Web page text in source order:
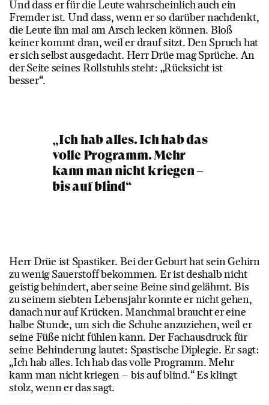
Und dass er für die Leute wahrscheinlich auch ein
Fremder ist. Und dass, wenn er so darüber nachdenkt,
die Leute ihn mal am Arsch lecken können. Bloß
keiner kommt dran, weil er drauf sitzt. Den Spruch hat
er sich selbst ausgedacht. Herr Drüe mag Sprüche. An
der Seite seines Rollstuhls steht: „Rücksicht ist
besser“.
„Ich hab alles. Ich hab das
volle Programm. Mehr
kann man nicht kriegen –
bis auf blind“
Herr Drüe ist Spastiker. Bei der Geburt hat sein Gehirn
zu wenig Sauerstoff bekommen. Er ist deshalb nicht
geistig behindert, aber seine Beine sind gelähmt. Bis
zu seinem siebten Lebensjahr konnte er nicht gehen,
danach nur auf Krücken. Manchmal braucht er eine
halbe Stunde, um sich die Schuhe anzuziehen, weil er
seine Füße nicht fühlen kann. Der Fachausdruck für
seine Behinderung lautet: Spastische Diplegie. Er sagt:
„Ich hab alles. Ich hab das volle Programm. Mehr
kann man nicht kriegen – bis auf blind.“ Es klingt
stolz, wenn er das sagt.